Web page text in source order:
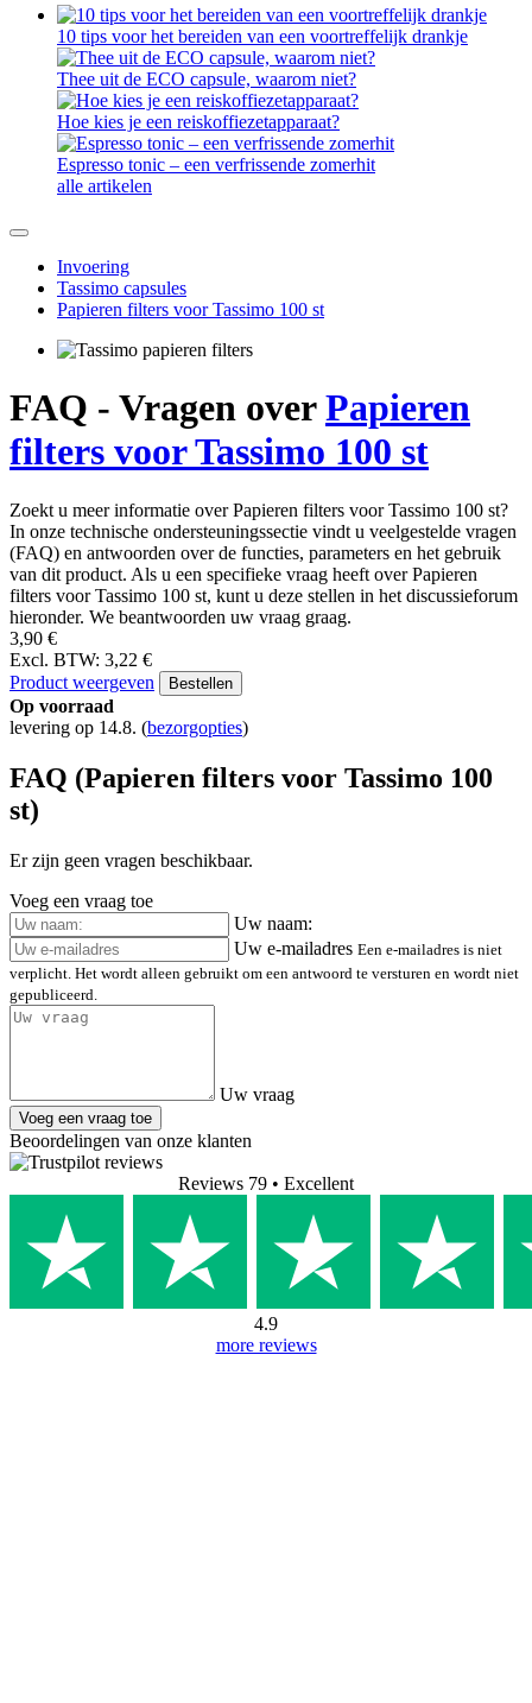
10 tips voor het bereiden van een voortreffelijk drankje
Thee uit de ECO capsule, waarom niet?
Hoe kies je een reiskoffiezetapparaat?
Espresso tonic – een verfrissende zomerhit
alle artikelen
Invoering
Tassimo capsules
Papieren filters voor Tassimo 100 st
FAQ - Vragen overPapieren
filters voor Tassimo 100 st
Zoekt u meer informatie over Papieren filters voor Tassimo 100 st?
In onze technische ondersteuningssectie vindt u veelgestelde vragen
(FAQ) en antwoorden over de functies, parameters en het gebruik
van dit product. Als u een specifieke vraag heeft over Papieren
filters voor Tassimo 100 st, kunt u deze stellen in het discussieforum
hieronder. We beantwoorden uw vraag graag.
3,90 €
Excl. BTW: 3,22 €
Product weergeven
Bestellen
Op voorraad
levering op 14.8. (bezorgopties)
FAQ (Papieren filters voor Tassimo 100
st)
Er zijn geen vragen beschikbaar.
Voeg een vraag toe
Uw naam:
Uw e-mailadres Een e-mailadres is niet
verplicht. Het wordt alleen gebruikt om een antwoord te versturen en wordt niet
gepubliceerd.
Uw vraag
Voeg een vraag toe
Beoordelingen van onze klanten
Reviews 79 • Excellent
4.9
more reviews